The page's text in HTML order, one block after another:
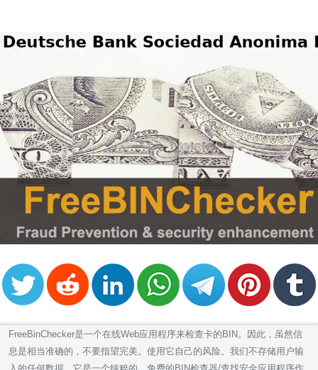
FreeBinChecker是一个在线Web应用程序来检查卡的BIN。因此，虽然信
息是相当准确的，不要指望完美。使用它自己的风险。我们不存储用户输